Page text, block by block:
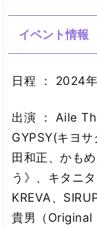
イベント情報
日程 ： 2024
出演 ： Aile
GYPSY(キヨ
田和正、かも
う》、キタニ
KREVA、
貴男（Original